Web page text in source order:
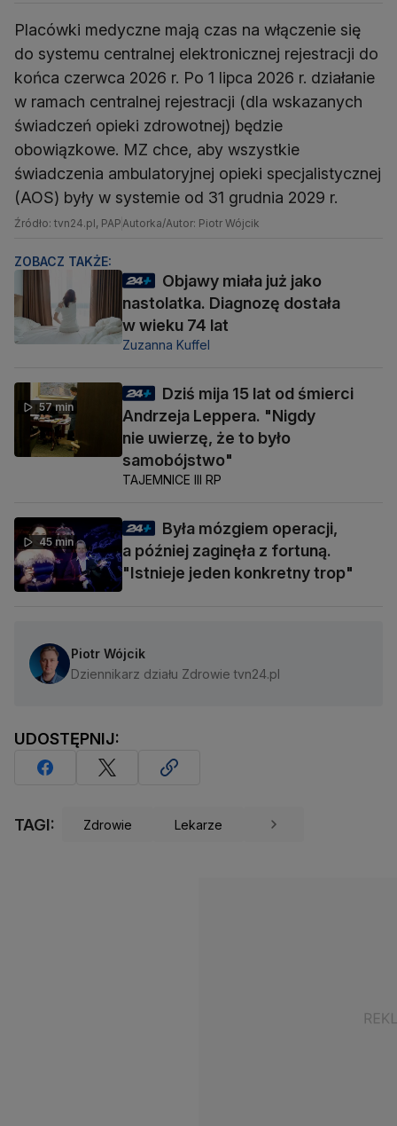
Placówki medyczne mają czas na włączenie się
do systemu centralnej elektronicznej rejestracji do
końca czerwca 2026 r. Po 1 lipca 2026 r. działanie
w ramach centralnej rejestracji (dla wskazanych
świadczeń opieki zdrowotnej) będzie
obowiązkowe. MZ chce, aby wszystkie
świadczenia ambulatoryjnej opieki specjalistycznej
(AOS) były w systemie od 31 grudnia 2029 r.
Źródło: tvn24.pl, PAPAutorka/Autor: Piotr Wójcik
ZOBACZ TAKŻE:
Objawy miała już jako
nastolatka. Diagnozę dostała
w wieku 74 lat
Zuzanna Kuffel
57 min
Dziś mija 15 lat od śmierci
Andrzeja Leppera. "Nigdy
nie uwierzę, że to było
samobójstwo"
TAJEMNICE III RP
45 min
Była mózgiem operacji,
a później zaginęła z fortuną.
"Istnieje jeden konkretny trop"
Piotr Wójcik
Dziennikarz działu Zdrowie tvn24.pl
UDOSTĘPNIJ:
TAGI: Zdrowie Lekarze